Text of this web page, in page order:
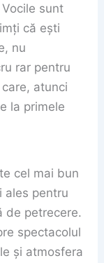
sunt
că ești
nu
rar pentru
atunci
la primele
cel mai bun
ales pentru
de petrecere.
spectacolul
și atmosfera